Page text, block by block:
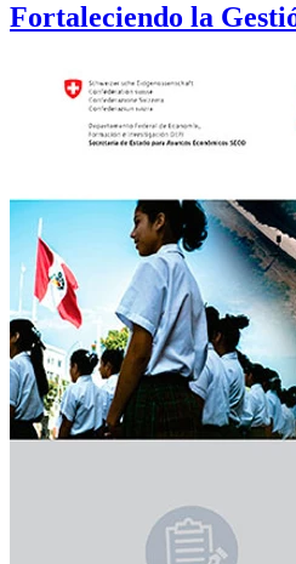
Fortaleciendo la